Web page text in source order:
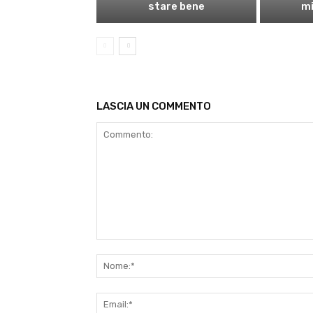
stare bene
LASCIA UN COMMENTO